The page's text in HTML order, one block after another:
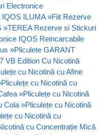
Electronice
IQOS ILUMA »Fiit Rezerve
»TEREA Rezerve si Stickuri
IQOS Reincarcabile
»Pliculete GARANT
VB Edition Cu Nicotină
cu Nicotină cu Afine
Pliculețe cu Nicotină cu
»Pliculețe cu Nicotină
Cola »Pliculețe cu Nicotină
cu Nicotină cu
cu Concentrație Mică